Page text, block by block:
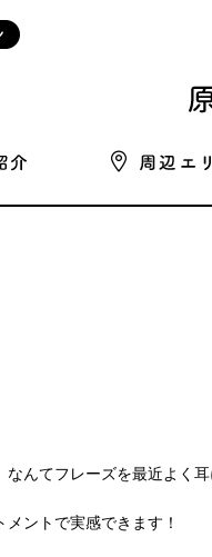
なんてフレーズを最近よく
ントで実感できます！